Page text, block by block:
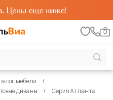
Цены еще ниже!
0
мебели
диваны Серия Атланта